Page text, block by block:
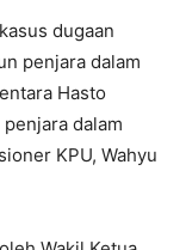
dugaan
penjara dalam
Hasto
dalam
KPU, Wahyu